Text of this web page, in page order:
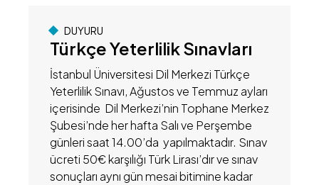
DUYURU
Türkçe Yeterlilik Sınavları
İstanbul Üniversitesi Dil Merkezi Türkçe
Yeterlilik Sınavı, Ağustos ve Temmuz ayları
içerisinde Dil Merkezi’nin Tophane Merkez
Şubesi’nde her hafta Salı ve Perşembe
günleri saat 14.00’da yapılmaktadır. Sınav
ücreti 50€ karşılığı Türk Lirası’dır ve sınav
sonuçları aynı gün mesai bitimine kadar